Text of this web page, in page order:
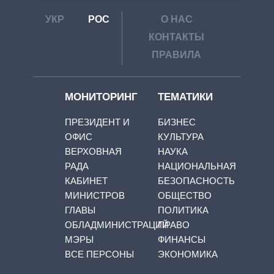
УКР РОС
О НАС
КОНТАКТЫ
ПРАВИЛА
МОНИТОРИНГ
ПРЕЗИДЕНТ И
ОФИС
ВЕРХОВНАЯ
РАДА
КАБИНЕТ
МИНИСТРОВ
ГЛАВЫ
ОБЛАДМИНИСТРАЦИЙ
МЭРЫ
ВСЕ ПЕРСОНЫ
ТЕМАТИКИ
БИЗНЕС
КУЛЬТУРА
НАУКА
НАЦИОНАЛЬНАЯ
БЕЗОПАСНОСТЬ
ОБЩЕСТВО
ПОЛИТИКА
ПРАВО
ФИНАНСЫ
ЭКОНОМИКА